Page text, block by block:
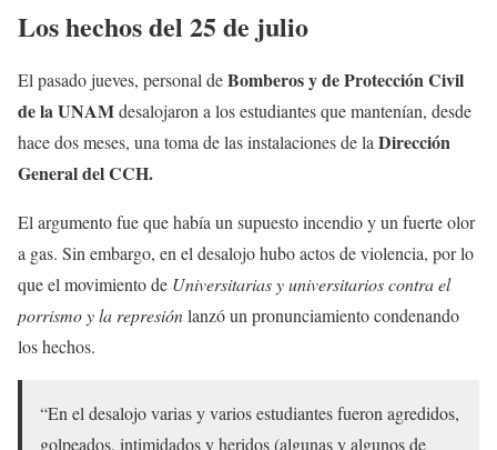
Los hechos del 25 de julio
El pasado jueves, personal deBomberos y de Protección Civil
de la UNAMdesalojaron a los estudiantes que mantenían, desde
hace dos meses, una toma de las instalaciones de laDirección
General del CCH.
El argumento fue que había un supuesto incendio y un fuerte olor
a gas. Sin embargo, en el desalojo hubo actos de violencia, por lo
que el movimiento de Universitarias y universitarios contra el
porrismo y la represiónlanzó un pronunciamiento condenando
los hechos.
“En el desalojo varias y varios estudiantes fueron agredidos,
golpeados, intimidados y heridos (algunas y algunos de